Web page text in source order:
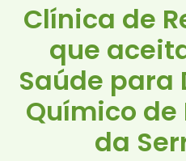
Clínica de
que
Saúde para
Químico
da